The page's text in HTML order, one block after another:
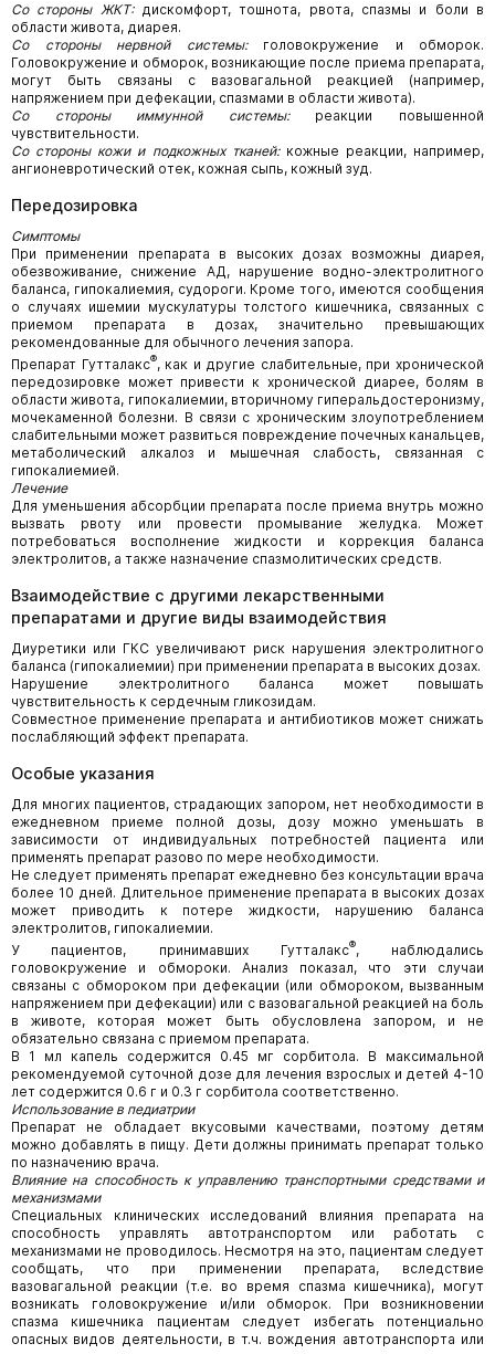
Со стороны ЖКТ:дискомфорт, тошнота, рвота, спазмы и боли в
области живота, диарея.
Со стороны нервной системы:головокружение и обморок.
Головокружение и обморок, возникающие после приема препарата,
могут быть связаны с вазовагальной реакцией (например,
напряжением при дефекации, спазмами в области живота).
Со стороны иммунной системы:реакции повышенной
чувствительности.
Со стороны кожи и подкожных тканей:кожные реакции, например,
ангионевротический отек, кожная сыпь, кожный зуд.
Передозировка
Симптомы
При применении препарата в высоких дозах возможны диарея,
обезвоживание, снижение АД, нарушение водно-электролитного
баланса, гипокалиемия, судороги. Кроме того, имеются сообщения
о случаях ишемии мускулатуры толстого кишечника, связанных с
приемом препарата в дозах, значительно превышающих
рекомендованные для обычного лечения запора.
Препарат Гутталакс®, как и другие слабительные, при хронической
передозировке может привести к хронической диарее, болям в
области живота, гипокалиемии, вторичному гиперальдостеронизму,
мочекаменной болезни. В связи с хроническим злоупотреблением
слабительными может развиться повреждение почечных канальцев,
метаболический алкалоз и мышечная слабость, связанная с
гипокалиемией.
Лечение
Для уменьшения абсорбции препарата после приема внутрь можно
вызвать рвоту или провести промывание желудка. Может
потребоваться восполнение жидкости и коррекция баланса
электролитов, а также назначение спазмолитических средств.
Взаимодействие с другими лекарственными
препаратами и другие виды взаимодействия
Диуретики или ГКС увеличивают риск нарушения электролитного
баланса (гипокалиемии) при применении препарата в высоких дозах.
Нарушение электролитного баланса может повышать
чувствительность к сердечным гликозидам.
Совместное применение препарата и антибиотиков может снижать
послабляющий эффект препарата.
Особые указания
Для многих пациентов, страдающих запором, нет необходимости в
ежедневном приеме полной дозы, дозу можно уменьшать в
зависимости от индивидуальных потребностей пациента или
применять препарат разово по мере необходимости.
Не следует применять препарат ежедневно без консультации врача
более 10 дней. Длительное применение препарата в высоких дозах
может приводить к потере жидкости, нарушению баланса
электролитов, гипокалиемии.
У пациентов, принимавших Гутталакс®, наблюдались
головокружение и обмороки. Анализ показал, что эти случаи
связаны с обмороком при дефекации (или обмороком, вызванным
напряжением при дефекации) или с вазовагальной реакцией на боль
в животе, которая может быть обусловлена запором, и не
обязательно связана с приемом препарата.
В 1 мл капель содержится 0.45 мг сорбитола. В максимальной
рекомендуемой суточной дозе для лечения взрослых и детей 4-10
лет содержится 0.6 г и 0.3 г сорбитола соответственно.
Использование в педиатрии
Препарат не обладает вкусовыми качествами, поэтому детям
можно добавлять в пищу. Дети должны принимать препарат только
по назначению врача.
Влияние на способность к управлению транспортными средствами и
механизмами
Специальных клинических исследований влияния препарата на
способность управлять автотранспортом или работать с
механизмами не проводилось. Несмотря на это, пациентам следует
сообщать, что при применении препарата, вследствие
вазовагальной реакции (т.е. во время спазма кишечника), могут
возникать головокружение и/или обморок. При возникновении
спазма кишечника пациентам следует избегать потенциально
опасных видов деятельности, в т.ч. вождения автотранспорта или